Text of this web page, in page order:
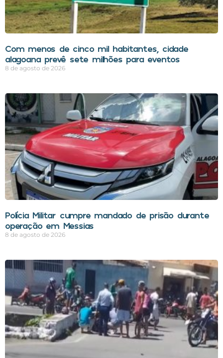
Com menos de cinco mil habitantes, cidade
alagoana prevê sete milhões para eventos
8 de agosto de 2026
Polícia Militar cumpre mandado de prisão durante
operação em Messias
8 de agosto de 2026